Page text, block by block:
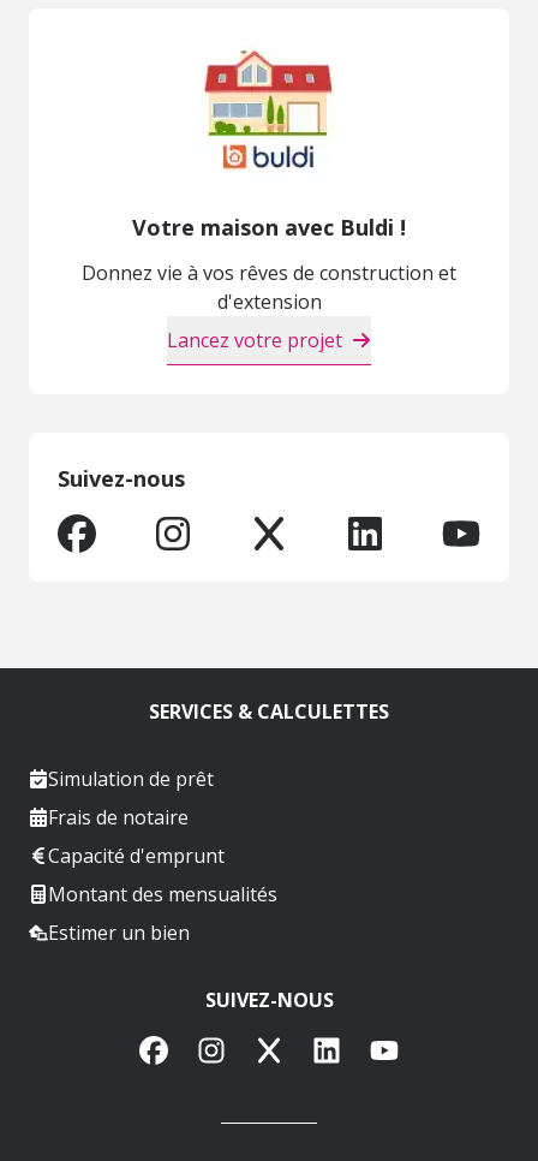
Votre maison avec Buldi !
Donnez vie à vos rêves de construction et
d'extension
Lancez votre projet
Suivez-nous
SERVICES & CALCULETTES
Simulation de prêt
Frais de notaire
Capacité d'emprunt
Montant des mensualités
Estimer un bien
SUIVEZ-NOUS
FacebookInstagram
X LinkedInYouTube